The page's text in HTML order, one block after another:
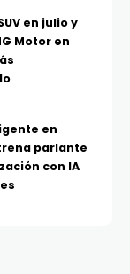
en julio y
Motor en
en
parlante
con IA